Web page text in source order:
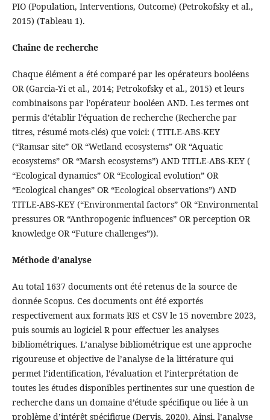
PIO (Population, Interventions, Outcome) (Petrokofsky et al.,
2015) (Tableau 1).
Chaîne de recherche
Chaque élément a été comparé par les opérateurs booléens
OR (Garcia-Yi et al., 2014; Petrokofsky et al., 2015) et leurs
combinaisons par l’opérateur booléen AND. Les termes ont
permis d’établir l’équation de recherche (Recherche par
titres, résumé mots-clés) que voici: ( TITLE-ABS-KEY
(“Ramsar site” OR “Wetland ecosystems” OR “Aquatic
ecosystems” OR “Marsh ecosystems”) AND TITLE-ABS-KEY (
“Ecological dynamics” OR “Ecological evolution” OR
“Ecological changes” OR “Ecological observations”) AND
TITLE-ABS-KEY (“Environmental factors” OR “Environmental
pressures OR “Anthropogenic influences” OR perception OR
knowledge OR “Future challenges”)).
Méthode d’analyse
Au total 1637 documents ont été retenus de la source de
donnée Scopus. Ces documents ont été exportés
respectivement aux formats RIS et CSV le 15 novembre 2023,
puis soumis au logiciel R pour effectuer les analyses
bibliométriques. L’analyse bibliométrique est une approche
rigoureuse et objective de l’analyse de la littérature qui
permet l’identification, l’évaluation et l’interprétation de
toutes les études disponibles pertinentes sur une question de
recherche dans un domaine d’étude spécifique ou liée à un
problème d’intérêt spécifique (Derviş, 2020). Ainsi, l’analyse